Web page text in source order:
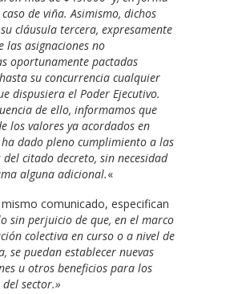
de viña. Asimismo, dichos
cláusula tercera, expresamente
las asignaciones no
oportunamente pactadas
su concurrencia cualquier
dispusiera el Poder Ejecutivo.
de ello, informamos que
los valores ya acordados en
dado pleno cumplimiento a las
del citado decreto, sin necesidad
alguna adicional.«
comunicado, especifican
sin perjuicio de que, en el marco
colectiva en curso o a nivel de
se puedan establecer nuevas
u otros beneficios para los
sector.»